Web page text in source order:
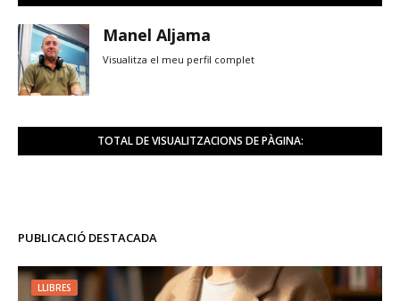
Manel Aljama
Visualitza el meu perfil complet
TOTAL DE VISUALITZACIONS DE PÀGINA:
PUBLICACIÓ DESTACADA
LLIBRES